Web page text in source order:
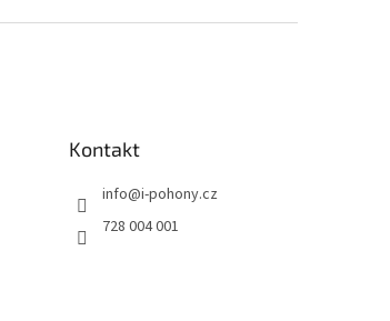
Kontakt
info@i-pohony.cz
728 004 001